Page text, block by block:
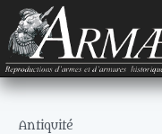
Antiquité